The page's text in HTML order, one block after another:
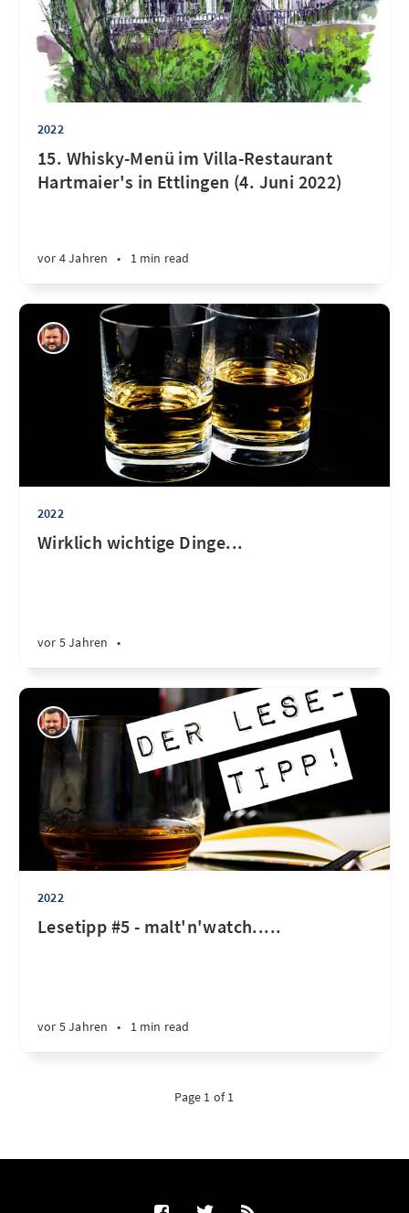
2022
15. Whisky-Menü im Villa-Restaurant
Hartmaier's in Ettlingen (4. Juni 2022)
vor 4 Jahren • 1 min read
2022
Wirklich wichtige Dinge...
vor 5 Jahren •
2022
Lesetipp #5 - malt'n'watch.....
vor 5 Jahren • 1 min read
Page 1 of 1